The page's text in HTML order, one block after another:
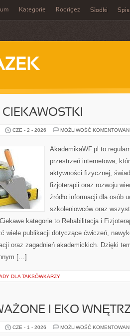
Kategorie Rodrigez Słodki Spis
CZE - 2 - 2026 MOŻLIWOŚĆ
AkademikaWF.pl to
przestrzeń internetowa,
aktywności fizycznej,
fizjoterapii oraz rozwoju
źródło informacji dla osób
szkoleniowców oraz
kategorie to Rehabilitacja i
wiele publikacji dotyczące ćwiczeń,
oraz zagadnień akademickich. Dzięki
[…]
DLA TAKSÓWKARZY
I EKO
CZE - 1 - 2026 MOŻLIWOŚĆ